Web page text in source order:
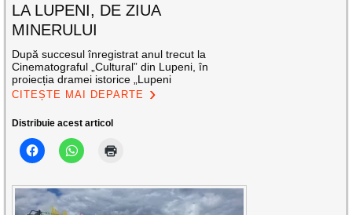
LA LUPENI, DE ZIUA
MINERULUI
După succesul înregistrat anul trecut la
Cinematograful „Cultural” din Lupeni, în
proiecția dramei istorice „Lupeni
CITEȘTE MAI DEPARTE
Distribuie acest articol